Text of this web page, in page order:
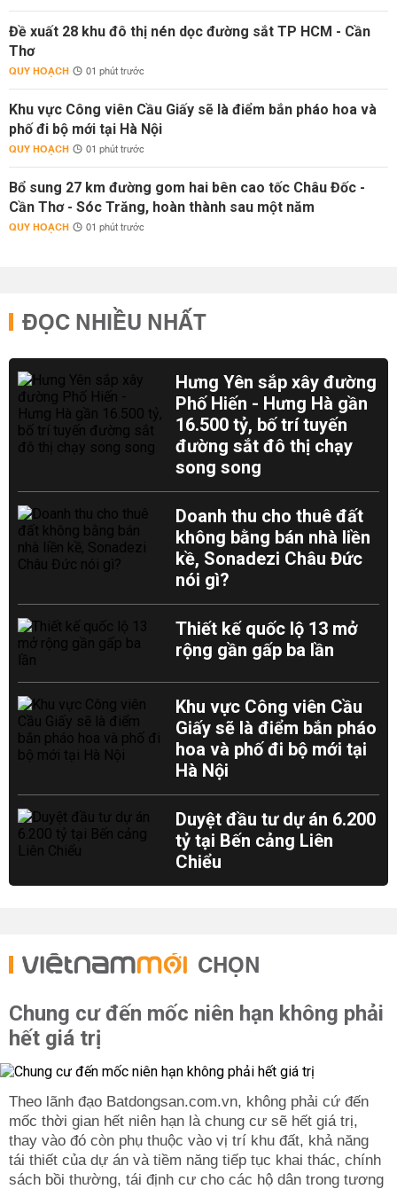
Đề xuất 28 khu đô thị nén dọc đường sắt TP HCM - Cần
Thơ
QUY HOẠCH 01 phút trước
Khu vực Công viên Cầu Giấy sẽ là điểm bắn pháo hoa và
phố đi bộ mới tại Hà Nội
QUY HOẠCH 01 phút trước
Bổ sung 27 km đường gom hai bên cao tốc Châu Đốc -
Cần Thơ - Sóc Trăng, hoàn thành sau một năm
QUY HOẠCH 01 phút trước
ĐỌC NHIỀU NHẤT
Hưng Yên sắp xây đường
Phố Hiến - Hưng Hà gần
16.500 tỷ, bố trí tuyến
đường sắt đô thị chạy
song song
Doanh thu cho thuê đất
không bằng bán nhà liền
kề, Sonadezi Châu Đức
nói gì?
Thiết kế quốc lộ 13 mở
rộng gần gấp ba lần
Khu vực Công viên Cầu
Giấy sẽ là điểm bắn pháo
hoa và phố đi bộ mới tại
Hà Nội
Duyệt đầu tư dự án 6.200
tỷ tại Bến cảng Liên
Chiểu
CHỌN
Chung cư đến mốc niên hạn không phải
hết giá trị
Theo lãnh đạo Batdongsan.com.vn, không phải cứ đến
mốc thời gian hết niên hạn là chung cư sẽ hết giá trị,
thay vào đó còn phụ thuộc vào vị trí khu đất, khả năng
tái thiết của dự án và tiềm năng tiếp tục khai thác, chính
sách bồi thường, tái định cư cho các hộ dân trong tương